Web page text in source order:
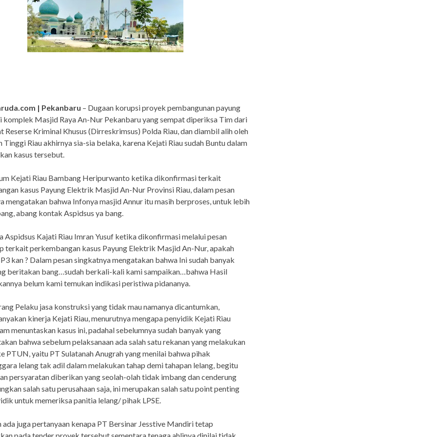
| Pekanbaru – Dugaan korupsi proyek pembangunan payung
Masjid Raya An-Nur Pekanbaru yang sempat diperiksa Tim dari
Kriminal Khusus (Dirreskrimsus) Polda Riau, dan diambil alih oleh
Tinggi Riau akhirnya sia-sia belaka, karena Kejati Riau sudah Buntu dalam
kasus tersebut.
Kejati Riau Bambang Heripurwanto ketika dikonfirmasi terkait
kasus Payung Elektrik Masjid An-Nur Provinsi Riau, dalam pesan
mengatakan bahwa Infonya masjid Annur itu masih berproses, untuk lebih
abang kontak Aspidsus ya bang.
Aspidsus Kajati Riau Imran Yusuf ketika dikonfirmasi melalui pesan
terkait perkembangan kasus Payung Elektrik Masjid An-Nur, apakah
kan ? Dalam pesan singkatnya mengatakan bahwa Ini sudah banyak
beritakan bang…sudah berkali-kali kami sampaikan…bahwa Hasil
belum kami temukan indikasi peristiwa pidananya.
Pelaku jasa konstruksi yang tidak mau namanya dicantumkan,
kinerja Kejati Riau, menurutnya mengapa penyidik Kejati Riau
menuntaskan kasus ini, padahal sebelumnya sudah banyak yang
bahwa sebelum pelaksanaan ada salah satu rekanan yang melakukan
PTUN, yaitu PT Sulatanah Anugrah yang menilai bahwa pihak
lelang tak adil dalam melakukan tahap demi tahapan lelang, begitu
persyaratan diberikan yang seolah-olah tidak imbang dan cenderung
salah satu perusahaan saja, ini merupakan salah satu point penting
untuk memeriksa panitia lelang/ pihak LPSE.
ada juga pertanyaan kenapa PT Bersinar Jesstive Mandiri tetap